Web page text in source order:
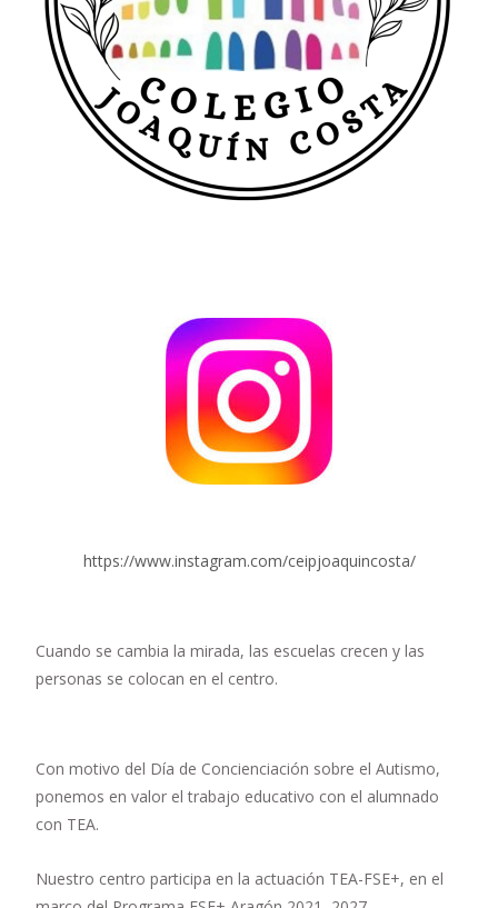
https://www.instagram.com/ceipjoaquincosta/
Cuando se cambia la mirada, las escuelas crecen y las
personas se colocan en el centro.
Con motivo del Día de Concienciación sobre el Autismo,
ponemos en valor el trabajo educativo con el alumnado
con TEA.
Nuestro centro participa en la actuación TEA-FSE+, en el